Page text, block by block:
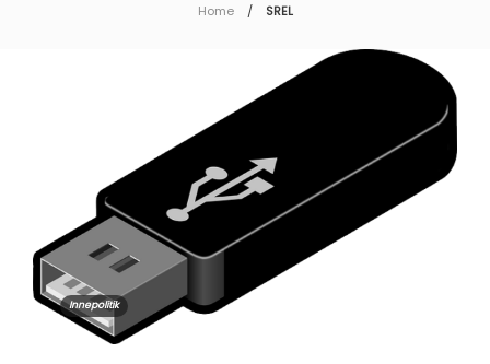
Home SREL
Innepolitik